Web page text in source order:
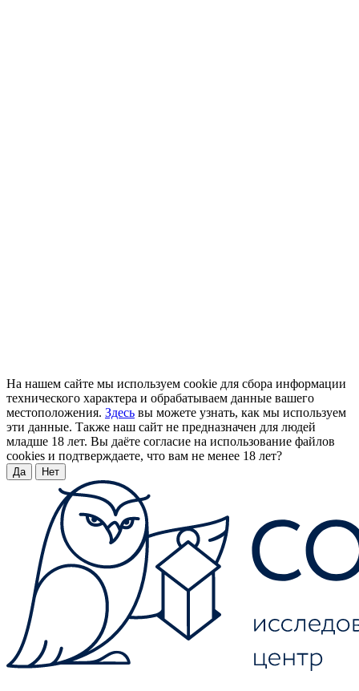
На нашем сайте мы используем cookie для сбора информации
технического характера и обрабатываем данные вашего
местоположения. Здесь вы можете узнать, как мы используем
эти данные. Также наш сайт не предназначен для людей
младше 18 лет. Вы даёте согласие на использование файлов
cookies и подтверждаете, что вам не менее 18 лет?
Да Нет